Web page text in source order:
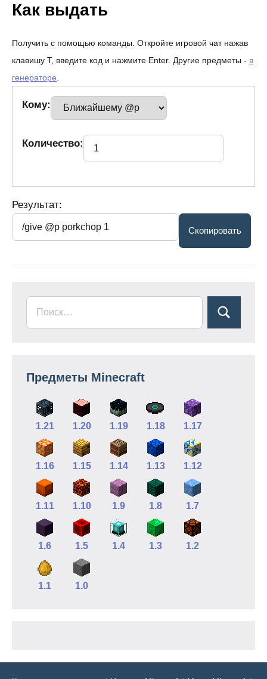
Как выдать
Получить с помощью команды. Откройте игровой чат нажав
клавишу T, введите код и нажмите Enter. Другие предметы - в
генераторе.
Кому:
Количество:
Результат:
Предметы Minecraft
1.21 1.20 1.19 1.18 1.17
1.16 1.15 1.14 1.13 1.12
1.11 1.10 1.9 1.8 1.7
1.6 1.5 1.4 1.3 1.2
1.1 1.0